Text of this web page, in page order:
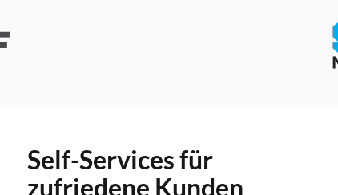
Self-Services für
zufriedene Kunden